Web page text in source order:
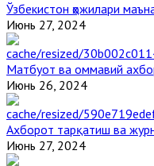
Ўзбекистон ҳожилари
Июнь 27, 2024
Матбуот ва оммавий
Июнь 26, 2024
Ахборот тарқатиш ва
Июнь 27, 2024